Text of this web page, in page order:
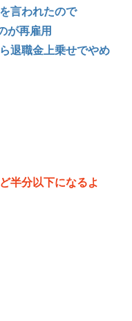
言われたので
が再雇用
退職金上乗せでやめ
半分以下になるよ